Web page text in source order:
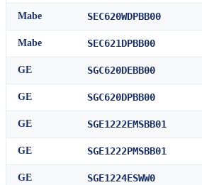
Mabe SEC620WDPBB00
Mabe SEC621DPBB00
GE SGC620DEBB00
GE SGC620DPBB00
GE SGE1222EMSBB01
GE SGE1222PMSBB01
GE SGE1224ESWW0